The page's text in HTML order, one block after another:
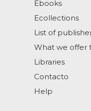
Ebooks
Ecollections
List of
What we offer
Libraries
Contacto
Help